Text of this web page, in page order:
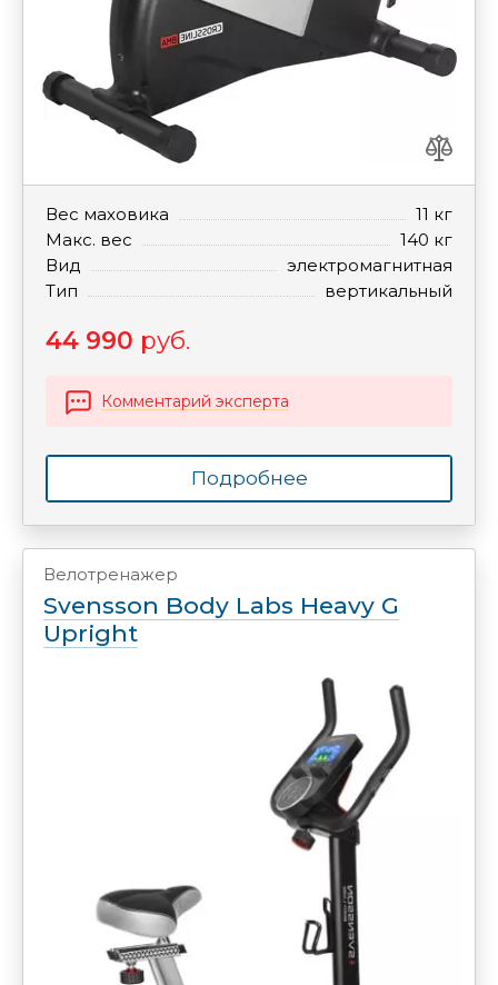
Вес маховика
11 кг
Макс. вес
140 кг
Вид
электромагнитная
Тип
вертикальный
44 990 руб.
Комментарий эксперта
Подробнее
Велотренажер
Svensson Body Labs Heavy G
Upright